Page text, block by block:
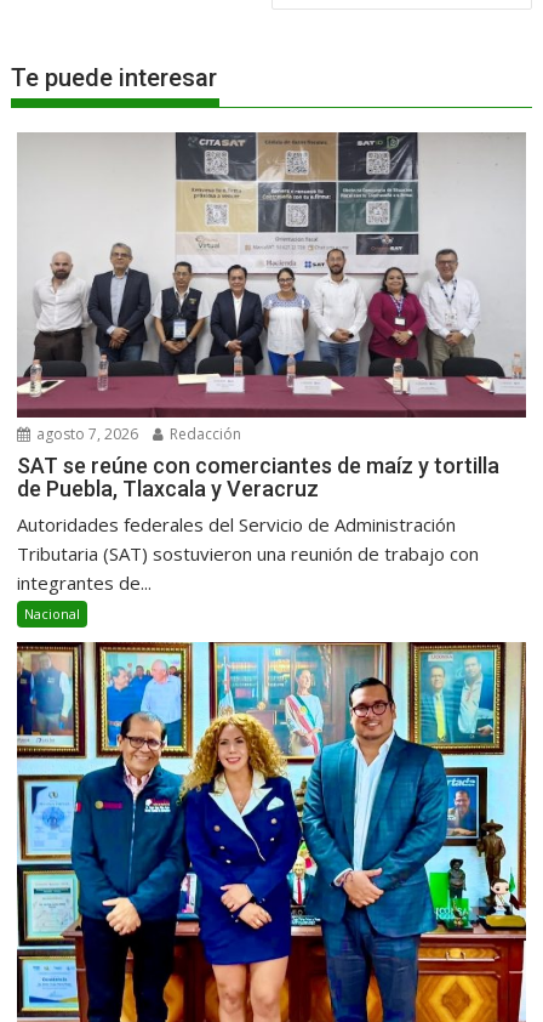
Te puede interesar
agosto 7, 2026 Redacción
SAT se reúne con comerciantes de maíz y tortilla
de Puebla, Tlaxcala y Veracruz
Autoridades federales del Servicio de Administración
Tributaria (SAT) sostuvieron una reunión de trabajo con
integrantes de...
Nacional